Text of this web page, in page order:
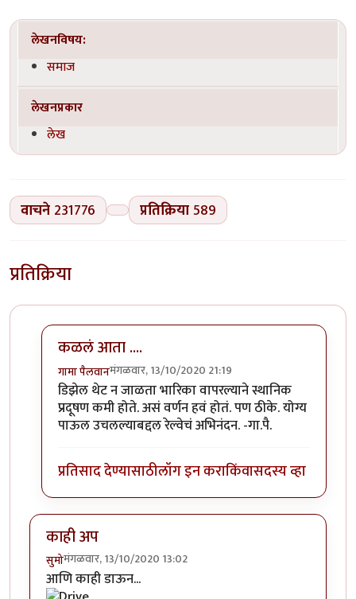
लेखनविषय:
समाज
लेखनप्रकार
लेख
वाचने 231776 प्रतिक्रिया589
प्रतिक्रिया
कळलं आता ....
गामा पैलवानमंगळवार, 13/10/2020 21:19
In reply toबातमीbyहेमंतकुमार
डिझेल थेट न जाळता भारिका वापरल्याने स्थानिक
प्रदूषण कमी होते. असं वर्णन हवं होतं. पण ठीके. योग्य
पाऊल उचलल्याबद्दल रेल्वेचं अभिनंदन. -गा.पै.
प्रतिसाद देण्यासाठीलॉग इन कराकिंवासदस्य व्हा
काही अप
सुमोमंगळवार, 13/10/2020 13:02
आणि काही डाऊन...